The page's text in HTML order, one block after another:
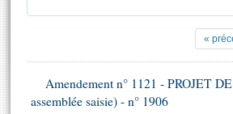
Projets de loi
Propositions de loi
( Constitution | Règlement de
Contacts et plan d'accès
«
Amendement n° 1121 - PROJET
assemblée saisie) - n° 1906